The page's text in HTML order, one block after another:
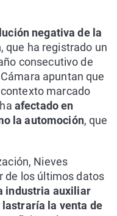
negativa de la
, que ha registrado un
consecutivo de
apuntan que
marcado
afectado en
la automoción, que
Nieves
de los últimos datos
industria auxiliar
la venta de